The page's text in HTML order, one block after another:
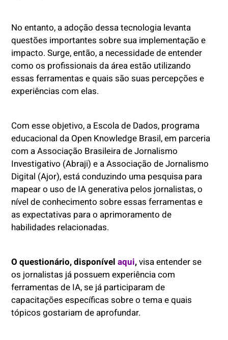
No entanto, a adoção dessa tecnologia levanta
questões importantes sobre sua implementação e
impacto. Surge, então, a necessidade de entender
como os profissionais da área estão utilizando
essas ferramentas e quais são suas percepções e
experiências com elas.
Com esse objetivo, a Escola de Dados, programa
educacional da Open Knowledge Brasil, em parceria
com a Associação Brasileira de Jornalismo
Investigativo (Abraji) e a Associação de Jornalismo
Digital (Ajor), está conduzindo uma pesquisa para
mapear o uso de IA generativa pelos jornalistas, o
nível de conhecimento sobre essas ferramentas e
as expectativas para o aprimoramento de
habilidades relacionadas.
O questionário, disponível aqui,visa entender se
os jornalistas já possuem experiência com
ferramentas de IA, se já participaram de
capacitações específicas sobre o tema e quais
tópicos gostariam de aprofundar.